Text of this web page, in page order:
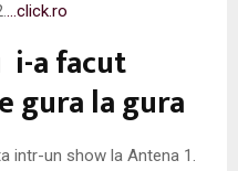
…click.ro
i-a facut
gura la gura
intr-un show la Antena 1.